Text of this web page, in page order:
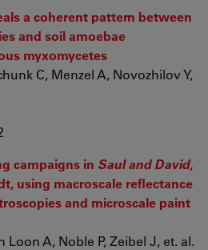
a coherent pattern between
and soil amoebae
myxomycetes
C, Menzel A, Novozhilov Y,
campaigns in Saul and David,
using macroscale reflectance
and microscale paint
Loon A, Noble P, Zeibel J, et. al.